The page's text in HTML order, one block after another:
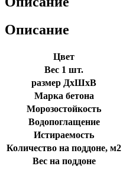
Описание
Цвет
Вес 1 шт.
размер ДхШхВ
Марка бетона
Морозостойкость
Водопоглащение
Истираемость
Количество на поддоне, м2
Вес на поддоне